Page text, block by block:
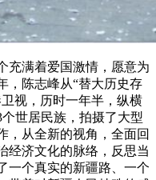
充满着爱国激情，愿意为
，陈志峰从“替大历史存
视，历时一年半，纵横
世居民族，拍摄了大型
，从全新的视角，全面回
经济文化的脉络，反思当
一个真实的新疆路、一个